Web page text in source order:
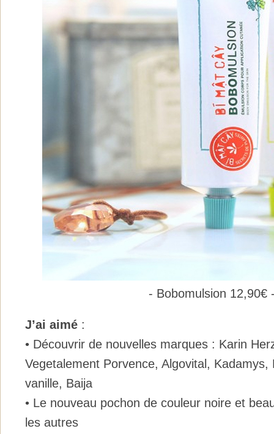
- Bobomulsion 12,90€
J’ai aimé :
• Découvrir de nouvelles marques : Karin
Vegetalement Porvence, Algovital, Kadamys,
vanille, Baija
• Le nouveau pochon de couleur noire et
les autres